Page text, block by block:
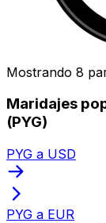
Mostrando 8
Maridajes
(PYG)
PYG a USD
PYG a EUR